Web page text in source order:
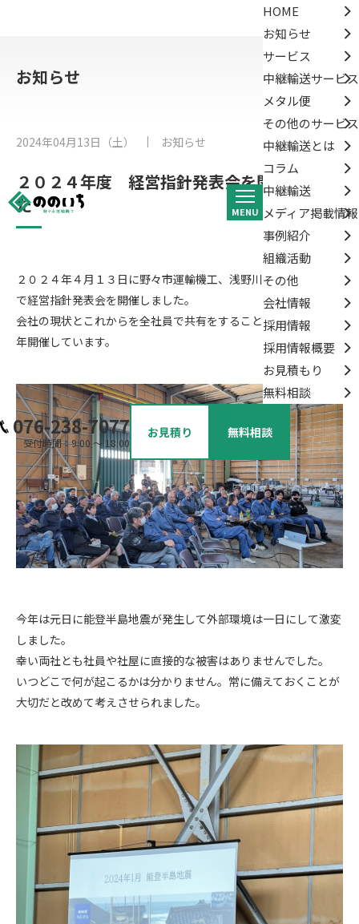
MENU
HOME
お知らせ
サービス
中継輸送サービス
メタル便
その他のサービス
中継輸送とは
コラム
中継輸送
メディア掲載情報
事例紹介
組織活動
その他
会社情報
採用情報
採用情報概要
お見積もり
無料相談
076-238-7077
受付時間：9:00 ～ 18:00
お見積り 無料相談
お知らせ
2024年04月13日（土） お知らせ
２０２４年度 経営指針発表会を開催しまし
た
２０２４年４月１３日に野々市運輸機工、浅野川運輸の２社合同
で経営指針発表会を開催しました。
会社の現状とこれからを全社員で共有をすることを目的として毎
年開催しています。
今年は元日に能登半島地震が発生して外部環境は一日にして激変
しました。
幸い両社とも社員や社屋に直接的な被害はありませんでした。
いつどこで何が起こるかは分かりません。常に備えておくことが
大切だと改めて考えさせられました。